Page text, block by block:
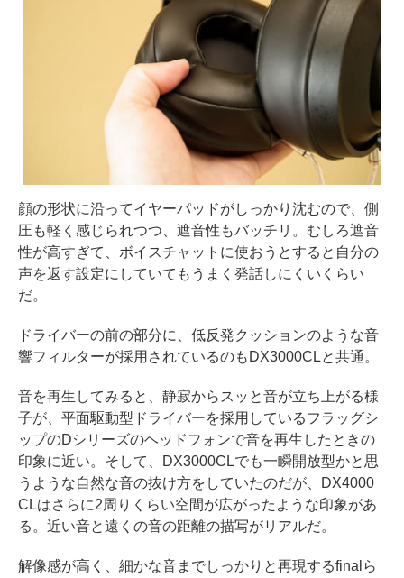
顔の形状に沿ってイヤーパッドがしっかり沈むので、側
圧も軽く感じられつつ、遮音性もバッチリ。むしろ遮音
性が高すぎて、ボイスチャットに使おうとすると自分の
声を返す設定にしていてもうまく発話しにくいくらい
だ。
ドライバーの前の部分に、低反発クッションのような音
響フィルターが採用されているのもDX3000CLと共通。
音を再生してみると、静寂からスッと音が立ち上がる様
子が、平面駆動型ドライバーを採用しているフラッグシ
ップのDシリーズのヘッドフォンで音を再生したときの
印象に近い。そして、DX3000CLでも一瞬開放型かと思
うような自然な音の抜け方をしていたのだが、DX4000
CLはさらに2周りくらい空間が広がったような印象があ
る。近い音と遠くの音の距離の描写がリアルだ。
解像感が高く、細かな音までしっかりと再現するfinalら